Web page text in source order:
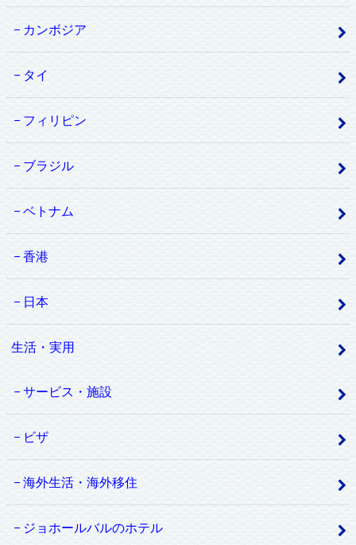
カンボジア
タイ
フィリピン
ブラジル
ベトナム
香港
日本
生活・実用
サービス・施設
ビザ
海外生活・海外移住
ジョホールバルのホテル